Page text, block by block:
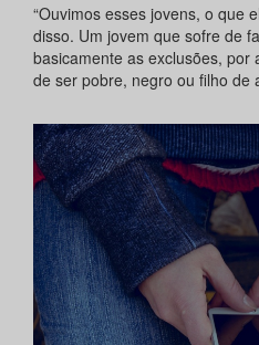
“Ouvimos esses jovens, o que
disso. Um jovem que sofre de
basicamente as exclusões, por
de ser pobre, negro ou filho de